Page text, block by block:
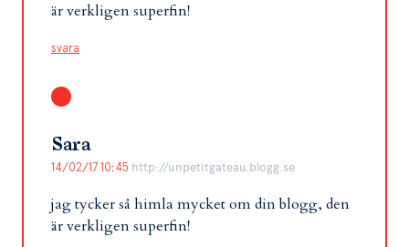
är verkligen superfin!
svara
Sara
14/02/17 10:45 http://unpetitgateau.blogg.se
jag tycker så himla mycket om din blogg, den
är verkligen superfin!